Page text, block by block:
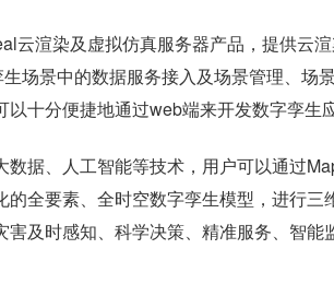
云渲染及虚拟仿真服务器产品，提供云
场景中的数据服务接入及场景管理、场
十分便捷地通过web端来开发数字孪生应
据、人工智能等技术，用户可以通过
的全要素、全时空数字孪生模型，进行三
及时感知、科学决策、精准服务、智能